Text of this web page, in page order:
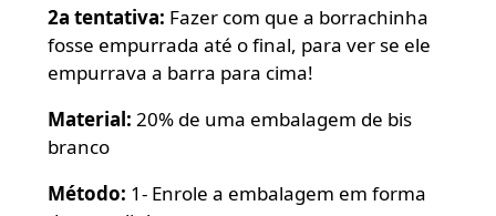
2a tentativa: Fazer com que a borrachinha
fosse empurrada até o final, para ver se ele
empurrava a barra para cima!
Material: 20% de uma embalagem de bis
branco
Método: 1- Enrole a embalagem em forma